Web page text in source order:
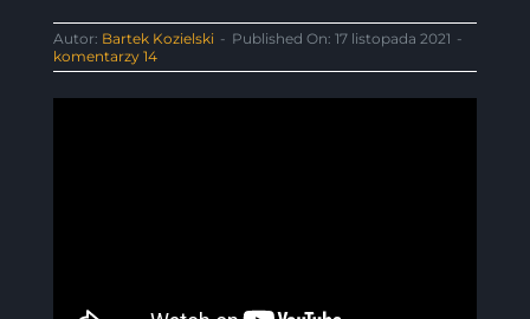
Autor: Bartek Kozielski - Published On: 17 listopada 2021 -
komentarzy 14